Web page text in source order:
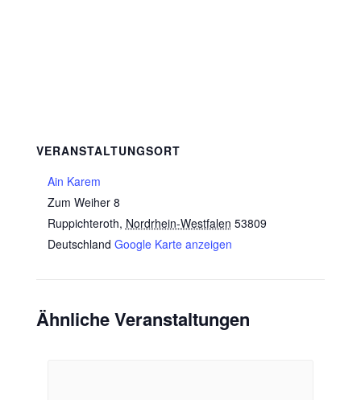
VERANSTALTUNGSORT
Ain Karem
Zum Weiher 8
Ruppichteroth, Nordrhein-Westfalen 53809
Deutschland Google Karte anzeigen
Ähnliche Veranstaltungen